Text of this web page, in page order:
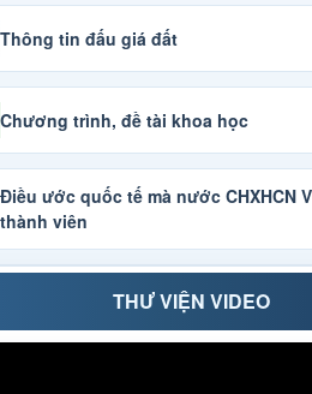
Thông tin đấu giá đất
Chương trình, đề tài khoa học
Điều ước quốc tế mà nước CHXHCN
thành viên
THƯ VIỆN VIDEO